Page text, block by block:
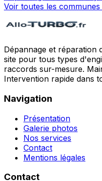
Voir toutes les communes
Dépannage et réparation
site pour tous types
raccords sur-mesure.
Intervention rapide dans
Navigation
Présentation
Galerie photos
Nos services
Contact
Mentions légales
Contact